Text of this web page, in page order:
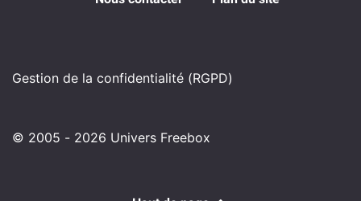
Gestion de la confidentialité (RGPD)
© 2005 - 2026 Univers Freebox